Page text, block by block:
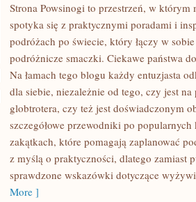
CHINY
CZECHY
Strona Powsinogi to przestrzeń, w którym
spotyka się z praktycznymi poradami i
podróżach po świecie, który łączy w
podróżnicze smaczki. Ciekawe państwa
Na łamach tego blogu każdy entuzjasta
dla siebie, niezależnie od tego, czy jest
globtrotera, czy też jest doświadczonym
szczegółowe przewodniki po
zakątkach, które pomagają zaplanować
z myślą o praktyczności, dlatego zamiast
sprawdzone wskazówki dotyczące
More ]